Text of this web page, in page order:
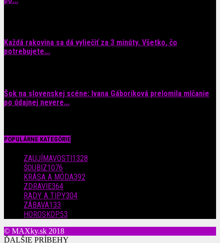
Každá rakovina sa dá vyliečiť za 3 minúty. Všetko, čo
potrebujete...
Šok na slovenskej scéne: Ivana Gáboríková prelomila mlčanie
po údajnej nevere...
POPULÁRNE KATEGÓRIE
ZAUJÍMAVOSTI1328
ŠOUBIZ1076
KRÁSA A MÓDA392
ZDRAVIE364
RADY A TIPY304
ZÁBAVA133
HOROSKOP53
© MAXky.sk 2018
ĎALŠIE PRÍBEHY